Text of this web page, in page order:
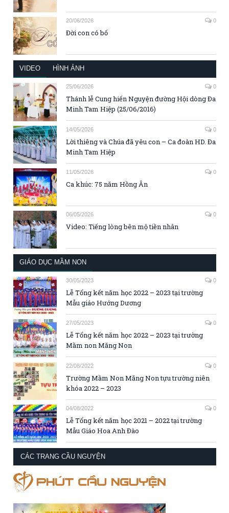
20/06/2026 0
Đời con có bố
VIDEO HÌNH ẢNH
25/06/2026 0
Thánh lễ Cung hiến Nguyện đường Hội dòng Đa
Minh Tam Hiệp (25/06/2016)
14/05/2026 0
Lời thiêng và Chúa đã yêu con – Ca đoàn HD. Đa
Minh Tam Hiệp
11/05/2026 0
Ca khúc: 75 năm Hồng Ân
06/05/2026 0
Video: Tiếng lòng bên mộ tiền nhân
GIÁO DỤC MẦM NON
30/05/2023 0
Lễ Tổng kết năm học 2022 – 2023 tại trường
Mẫu giáo Hướng Dương
27/05/2023 0
Lễ Tổng kết năm học 2022 – 2023 tại trường
Mầm non Măng Non
22/08/2022 0
Trường Mầm Non Măng Non tựu trường niên
khóa 2022 – 2023
04/08/2022 0
Lễ Tổng kết năm học 2021 – 2022 tại trường
Mẫu Giáo Hoa Anh Đào
CÁC TRANG CẦU NGUYỆN